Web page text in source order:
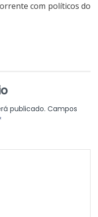
com políticos do
publicado. Campos